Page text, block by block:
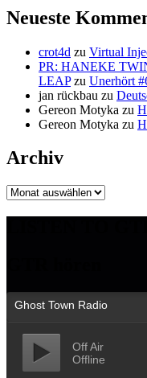
Neueste
crot4d zu Virtual
PR: HANEKE
LEAPzu Unerhört
jan rückbau zu
Gereon Motyka zu
Gereon Motyka zu
Archiv
Archiv